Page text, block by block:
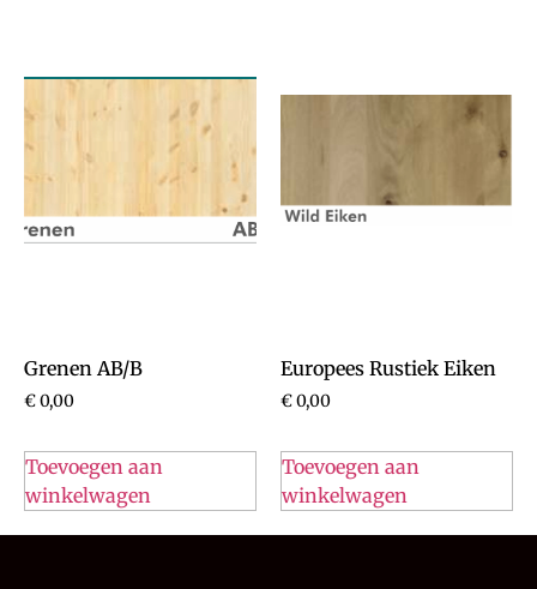
Grenen AB/B
€0,00
Toevoegen aan
winkelwagen
Europees Rustiek Eiken
€0,00
Toevoegen aan
winkelwagen